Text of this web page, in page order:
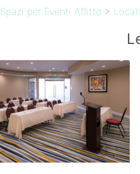
Spazi per Eventi Affitto >